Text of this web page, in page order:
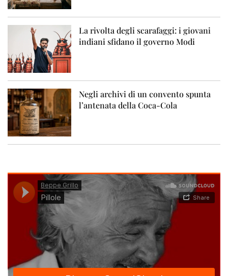
La rivolta degli scarafaggi: i giovani
indiani sfidano il governo Modi
Negli archivi di un convento spunta
l’antenata della Coca-Cola